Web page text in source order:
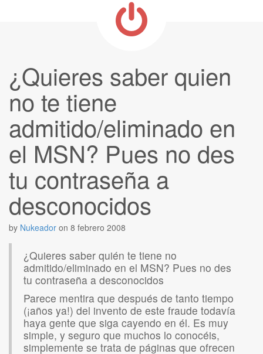
¿Quieres saber quien
no te tiene
admitido/eliminado en
el MSN? Pues no des
tu contraseña a
desconocidos
by Nukeador on 8 febrero 2008
¿Quieres saber quién te tiene no
admitido/eliminado en el MSN? Pues no des
tu contraseña a desconocidos
Parece mentira que después de tanto tiempo
(¡años ya!) del invento de este fraude todavía
haya gente que siga cayendo en él. Es muy
simple, y seguro que muchos lo conocéis,
simplemente se trata de páginas que ofrecen